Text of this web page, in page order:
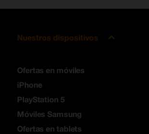
Nuestros dispositivos
Ofertas en móviles
iPhone
PlayStation 5
Móviles Samsung
Ofertas en tablets